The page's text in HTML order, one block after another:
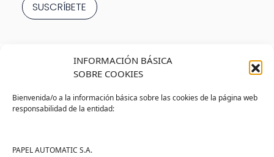
INFORMACIÓN BÁSICA
SOBRE COOKIES
Bienvenida/o a la información básica sobre las cookies de la página web
responsabilidad de la entidad:
PAPEL AUTOMATIC S.A.
Tienda PAPELMATIC